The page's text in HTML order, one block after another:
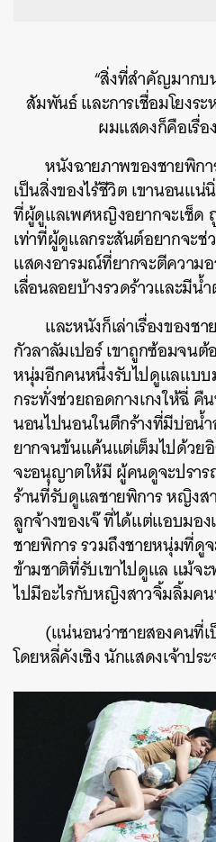
“สิ่งที่สำคัญมากบ
สัมพันธ์ และการเชื่อมโยงร
ผมแสดงก็คือเรื่อ
หนังฉายภาพของชายพิก
เป็นสิ่งของไร้ชีวิต เขานอนแน่
ที่ผู้ดูแลเพศหญิงอยากจะเช็ด
เท่าที่ผู้ดูแลกระสันต์อยากจะช่
แสดงอารมณ์ที่ยากจะตีความ
เลื่อนลอยบ้างรวดร้าวและมีน้
และหนังก็เล่าเรื่องของช
กัวลาลัมเปอร์ เขาถูกซ้อมจนต้
หนุ่มอีกคนหนึ่งรับไปดูแลแบบ
กระทั่งช่วยถอดกางเกงให้ฉี่
นอนไปนอนในตึกร้างที่มีบ่อน้
ยากจนข้นแค้นแต่เต็มไปด้วย
จะอนุญาตให้มี ผู้คนดูจะปราร
ร้านที่รับดูแลชายพิการ หญิงส
ลูกจ้างของเจ๊ ที่ได้แต่แอบมอง
ชายพิการ รวมถึงชายหนุ่มที่ดู
ข้ามชาติที่รับเขาไปดูแล แม้จ
ไปมีอะไรกับหญิงสาวจิ้มลิ้มค
(แน่นอนว่าชายสองคนที่เ
โดยหลี่คังเซิง นักแสดงเจ้าปร